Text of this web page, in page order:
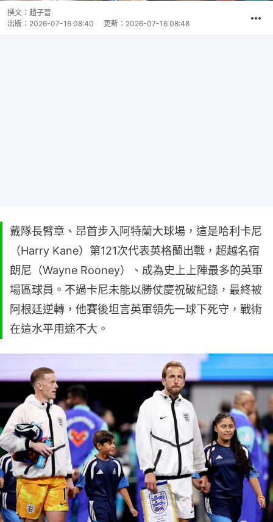
撰文： 趙子晉
出版： 2026-07-16 08:40 更新： 2026-07-16 08:48
戴隊長臂章、昂首步入阿特蘭大球場，這是哈利卡尼
（Harry Kane）第121次代表英格蘭出戰，超越名宿
朗尼（Wayne Rooney）、成為史上上陣最多的英軍
場區球員。不過卡尼未能以勝仗慶祝破紀錄，最終被
阿根廷逆轉，他賽後坦言英軍領先一球下死守，戰術
在這水平用途不大。